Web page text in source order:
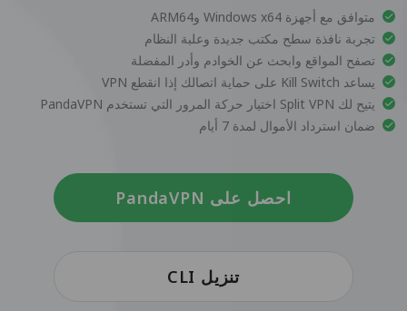
متوافق مع أجهزة Windows x64 وARM64
تجربة نافذة سطح مكتب جديدة وعلبة النظام
تصفح المواقع وابحث عن الخوادم وأدر المفضلة
يساعد Kill Switch على حماية اتصالك إذا انقطع VPN
يتيح لك Split VPN اختيار حركة المرور التي تستخدم PandaVPN
ضمان استرداد الأموال لمدة 7 أيام
احصل على PandaVPN
تنزيل CLI